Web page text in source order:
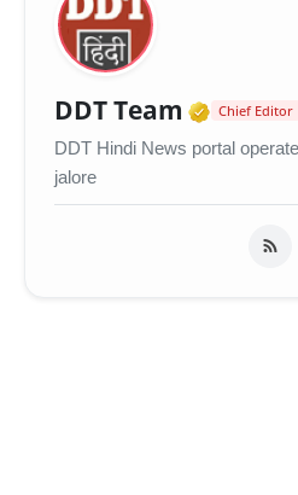
DDT Team Chief Editor
DDT Hindi News portal
jalore